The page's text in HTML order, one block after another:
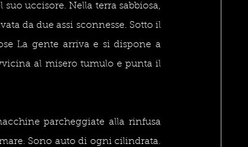
uccisore. Nella terra sabbiosa,
da due assi sconnesse. Sotto il
La gente arriva e si dispone a
al misero tumulo e punta il
parcheggiate alla rinfusa
Sono auto di ogni cilindrata.